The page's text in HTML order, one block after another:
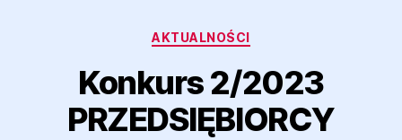
Kategorie
AKTUALNOŚCI
Konkurs 2/2023
PRZEDSIĘBIORCY